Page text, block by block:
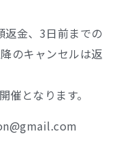
金、3日前までの
のキャンセルは返
となります。